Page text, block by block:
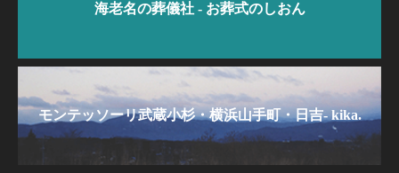
海老名の葬儀社 - お葬式のしおん
モンテッソーリ武蔵小杉・横浜山手町・日吉- kika.